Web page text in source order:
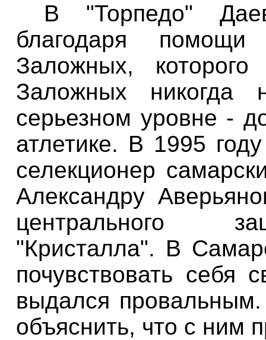
В "Торпедо"
благодаря помощи
Заложных, которого
Заложных никогда
серьезном уровне -
атлетике. В 1995
селекционер
Александру
центрального
"Кристалла". В
почувствовать себя
выдался
объяснить, что с ним